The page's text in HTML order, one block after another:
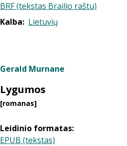
BRF (tekstas Brailio raštu)
Kalba: Lietuvių
Gerald Murnane
Lygumos
[romanas]
Leidinio formatas:
EPUB (tekstas)